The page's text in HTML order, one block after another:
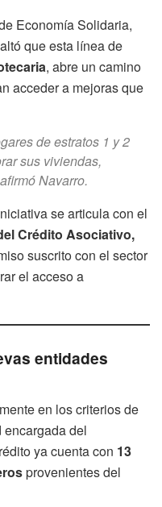
Economía Solidaria,
que esta línea de
, abre un camino
acceder a mejoras que
de estratos 1 y 2
sus viviendas,
Navarro.
se articula con el
Crédito Asociativo,
suscrito con el sector
el acceso a
entidades
en los criterios de
encargada del
ya cuenta con 13
provenientes del